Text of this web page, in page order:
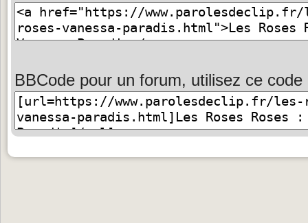
BBCode pour un forum, utilisez ce code